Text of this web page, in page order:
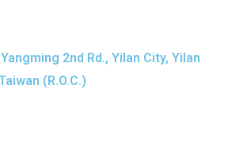
2nd Rd., Yilan City, Yilan
(R.O.C.)